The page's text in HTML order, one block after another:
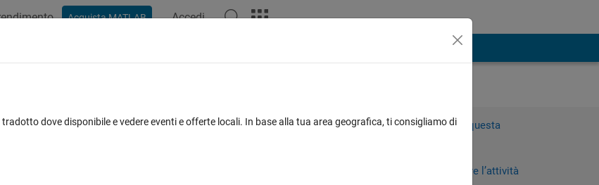
Acquista MATLAB Accedi
Accedi per rispondere a questa
Accedi per seguire l’attività
dove disponibile e vedere eventi e offerte locali. In base alla tua area geografica, ti consigliamo di